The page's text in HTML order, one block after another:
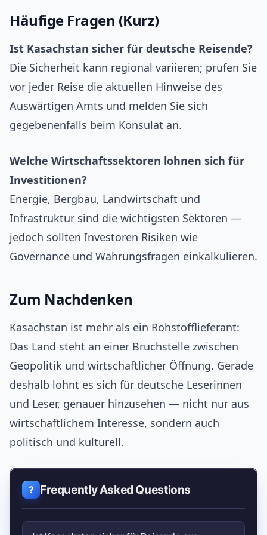
Häufige Fragen (Kurz)
Ist Kasachstan sicher für deutsche Reisende?
Die Sicherheit kann regional variieren; prüfen Sie
vor jeder Reise die aktuellen Hinweise des
Auswärtigen Amts und melden Sie sich
gegebenenfalls beim Konsulat an.
Welche Wirtschaftssektoren lohnen sich für
Investitionen?
Energie, Bergbau, Landwirtschaft und
Infrastruktur sind die wichtigsten Sektoren —
jedoch sollten Investoren Risiken wie
Governance und Währungsfragen einkalkulieren.
Zum Nachdenken
Kasachstan ist mehr als ein Rohstofflieferant:
Das Land steht an einer Bruchstelle zwischen
Geopolitik und wirtschaftlicher Öffnung. Gerade
deshalb lohnt es sich für deutsche Leserinnen
und Leser, genauer hinzusehen — nicht nur aus
wirtschaftlichem Interesse, sondern auch
politisch und kulturell.
Frequently Asked Questions